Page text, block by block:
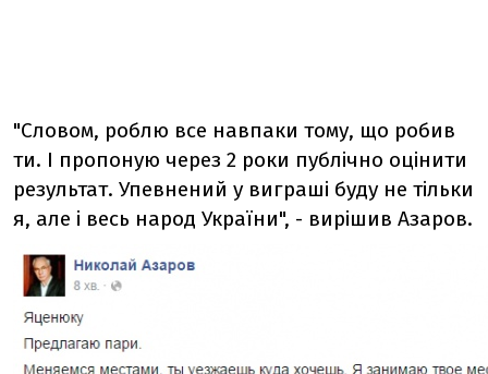
"Словом, роблю все навпаки тому, що робив
ти. І пропоную через 2 роки публічно оцінити
результат. Упевнений у виграші буду не тільки
я, але і весь народ України", - вирішив Азаров.